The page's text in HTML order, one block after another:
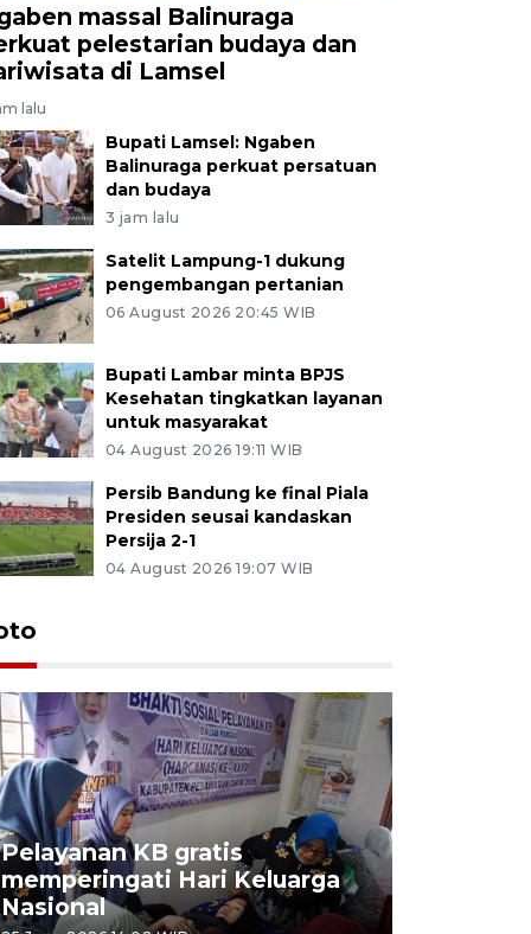
massal Balinuraga
pelestarian budaya dan
di Lamsel
lalu
Bupati Lamsel: Ngaben
Balinuraga perkuat persatuan
dan budaya
3 jam lalu
Satelit Lampung-1 dukung
pengembangan pertanian
06 August 2026 20:45 WIB
Bupati Lambar minta BPJS
Kesehatan tingkatkan layanan
untuk masyarakat
04 August 2026 19:11 WIB
Persib Bandung ke final Piala
Presiden seusai kandaskan
Persija 2-1
04 August 2026 19:07 WIB
Pelayanan KB gratis
memperingati Hari Keluarga
Nasional